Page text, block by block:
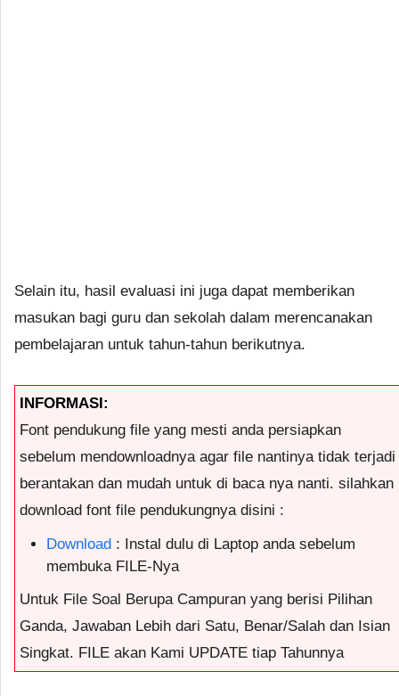
Selain itu, hasil evaluasi ini juga dapat memberikan
masukan bagi guru dan sekolah dalam merencanakan
pembelajaran untuk tahun-tahun berikutnya.
INFORMASI:
Font pendukung file yang mesti anda persiapkan
sebelum mendownloadnya agar file nantinya tidak terjadi
berantakan dan mudah untuk di baca nya nanti. silahkan
download font file pendukungnya disini :
Download : Instal dulu di Laptop anda sebelum
membuka FILE-Nya
Untuk File Soal Berupa Campuran yang berisi Pilihan
Ganda, Jawaban Lebih dari Satu, Benar/Salah dan Isian
Singkat. FILE akan Kami UPDATE tiap Tahunnya